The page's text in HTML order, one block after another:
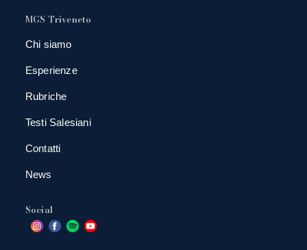
MGS Triveneto
Chi siamo
Esperienze
Rubriche
Testi Salesiani
Contatti
News
Social